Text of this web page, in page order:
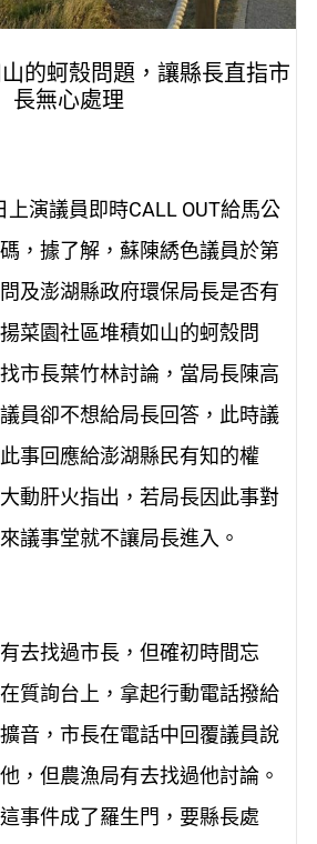
的蚵殼問題，讓縣長直指市
長無心處理
演議員即時CALL OUT給馬公
，據了解，蘇陳綉色議員於第
及澎湖縣政府環保局長是否有
菜園社區堆積如山的蚵殼問
市長葉竹林討論，當局長陳高
員卻不想給局長回答，此時議
事回應給澎湖縣民有知的權
動肝火指出，若局長因此事對
議事堂就不讓局長進入。
去找過市長，但確初時間忘
質詢台上，拿起行動電話撥給
音，市長在電話中回覆議員說
，但農漁局有去找過他討論。
事件成了羅生門，要縣長處